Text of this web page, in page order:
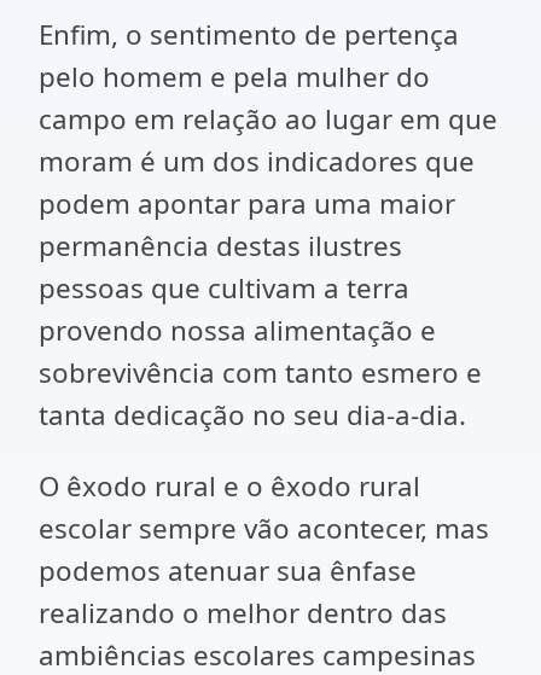
Enfim, o sentimento de pertença
pelo homem e pela mulher do
campo em relação ao lugar em que
moram é um dos indicadores que
podem apontar para uma maior
permanência destas ilustres
pessoas que cultivam a terra
provendo nossa alimentação e
sobrevivência com tanto esmero e
tanta dedicação no seu dia-a-dia.
O êxodo rural e o êxodo rural
escolar sempre vão acontecer, mas
podemos atenuar sua ênfase
realizando o melhor dentro das
ambiências escolares campesinas